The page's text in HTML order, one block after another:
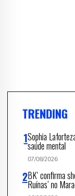
TRENDING
Sophia
saúde mental
07/08/2026
BK’ confirma
Ruínas’ no